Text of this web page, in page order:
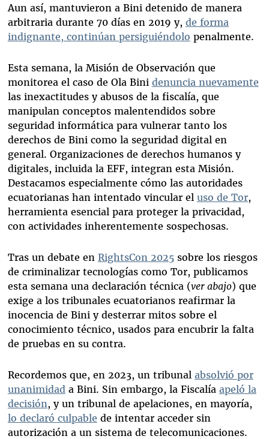
Aun así, mantuvieron a Bini detenido de manera
arbitraria durante 70 días en 2019 y, de forma
indignante, continúan persiguiéndolo penalmente.
Esta semana, la Misión de Observación que
monitorea el caso de Ola Bini denuncia nuevamente
las inexactitudes y abusos de la fiscalía, que
manipulan conceptos malentendidos sobre
seguridad informática para vulnerar tanto los
derechos de Bini como la seguridad digital en
general. Organizaciones de derechos humanos y
digitales, incluida la EFF, integran esta Misión.
Destacamos especialmente cómo las autoridades
ecuatorianas han intentado vincular el uso de Tor,
herramienta esencial para proteger la privacidad,
con actividades inherentemente sospechosas.
Tras un debate en RightsCon 2025sobre los riesgos
de criminalizar tecnologías como Tor, publicamos
esta semana una declaración técnica (ver abajo) que
exige a los tribunales ecuatorianos reafirmar la
inocencia de Bini y desterrar mitos sobre el
conocimiento técnico, usados para encubrir la falta
de pruebas en su contra.
Recordemos que, en 2023, un tribunal absolvió por
unanimidad a Bini. Sin embargo, la Fiscalía apeló la
decisión, y un tribunal de apelaciones, en mayoría,
lo declaró culpable de intentar acceder sin
autorización a un sistema de telecomunicaciones.